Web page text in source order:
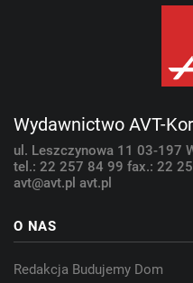
Wydawnictwo AVT-
ul. Leszczynowa 11 03-197
tel.: 22 257 84 99 fax.: 22
avt@avt.pl avt.pl
O NAS
Redakcja Budujemy Dom